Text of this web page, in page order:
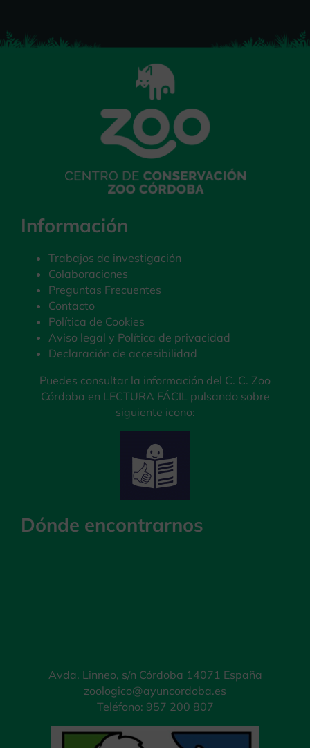
Información
Trabajos de investigación
Colaboraciones
Preguntas Frecuentes
Contacto
Política de Cookies
Aviso legal y Política de privacidad
Declaración de accesibilidad
Puedes consultar la información del C. C. Zoo
Córdoba en LECTURA FÁCIL pulsando sobre
siguiente icono:
Dónde encontrarnos
Avda. Linneo, s/n Córdoba 14071 España
zoologico@ayuncordoba.es
Teléfono: 957 200 807